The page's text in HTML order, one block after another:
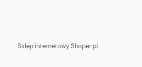
Sklep internetowy Shoper.pl